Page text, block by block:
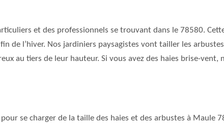
et des professionnels se trouvant dans le 78580.
de l’hiver. Nos jardiniers paysagistes vont tailler les
au tiers de leur hauteur. Si vous avez des haies brise-vent,
pour se charger de la taille des haies et des arbustes à Maule